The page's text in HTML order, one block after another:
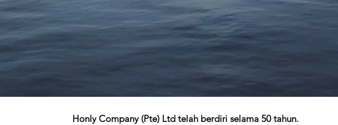
Honly Company (Pte) Ltd telah berdiri selama 50 tahun.